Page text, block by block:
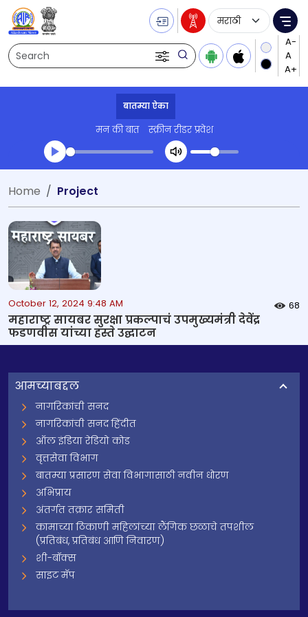
Search
Language
बातम्या ऐका
मन की बात स्क्रीन रीडर प्रवेश
Transcript summary
Home Project
October 12, 2024 9:48 AM 68
महाराष्ट्र सायबर सुरक्षा प्रकल्पाचं उपमुख्यमंत्री देवेंद्र
फडणवीस यांच्या हस्ते उद्घाटन
आमच्याबद्दल
नागरिकांची सनद
नागरिकांची सनद हिंदीत
ऑल इंडिया रेडियो कोड
वृत्तसेवा विभाग
बातम्या प्रसारण सेवा विभागासाठी नवीन धोरण
अभिप्राय
अंतर्गत तक्रार समिती
कामाच्या ठिकाणी महिलांच्या लैंगिक छळाचे तपशील
(प्रतिबंध, प्रतिबंध आणि निवारण)
शी-बॉक्स
साइट मॅप